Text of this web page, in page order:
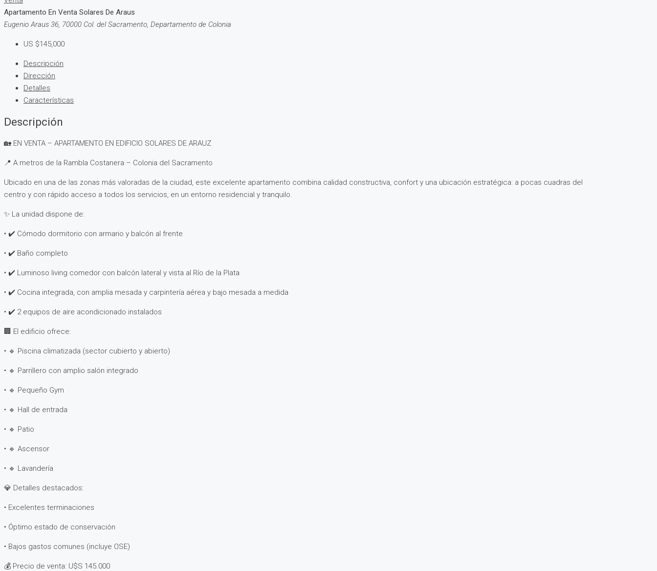
Apartamento En Venta Solares De Araus
Eugenio Araus 36, 70000 Col. del Sacramento, Departamento de Colonia
US $145,000
Descripción
Dirección
Detalles
Características
Descripción
🏡 EN VENTA – APARTAMENTO EN EDIFICIO SOLARES DE ARAUZ
📍 A metros de la Rambla Costanera – Colonia del Sacramento
Ubicado en una de las zonas más valoradas de la ciudad, este excelente apartamento combina calidad constructiva, confort y una ubicación estratégica: a pocas cuadras del
centro y con rápido acceso a todos los servicios, en un entorno residencial y tranquilo.
✨ La unidad dispone de:
• ✔️ Cómodo dormitorio con armario y balcón al frente
• ✔️ Baño completo
• ✔️ Luminoso living comedor con balcón lateral y vista al Río de la Plata
• ✔️ Cocina integrada, con amplia mesada y carpintería aérea y bajo mesada a medida
• ✔️ 2 equipos de aire acondicionado instalados
🏢 El edificio ofrece:
• 🔹 Piscina climatizada (sector cubierto y abierto)
• 🔹 Parrillero con amplio salón integrado
• 🔹 Pequeño Gym
• 🔹 Hall de entrada
• 🔹 Patio
• 🔹 Ascensor
• 🔹 Lavandería
💎 Detalles destacados:
• Excelentes terminaciones
• Óptimo estado de conservación
• Bajos gastos comunes (incluye OSE)
💰 Precio de venta: U$S 145.000